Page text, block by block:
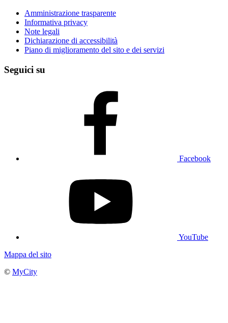
Amministrazione trasparente
Informativa privacy
Note legali
Dichiarazione di accessibilità
Piano di miglioramento del sito e dei servizi
Seguici su
Facebook
YouTube
Mappa del sito
© MyCity